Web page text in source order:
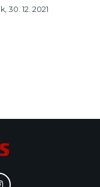
30. 12. 2021